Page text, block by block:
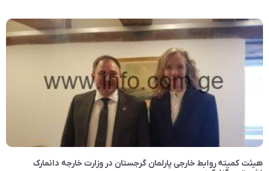
هیئت کمیته روابط خارجی پارلمان گرجستان در وزارت خارجه دانمارک